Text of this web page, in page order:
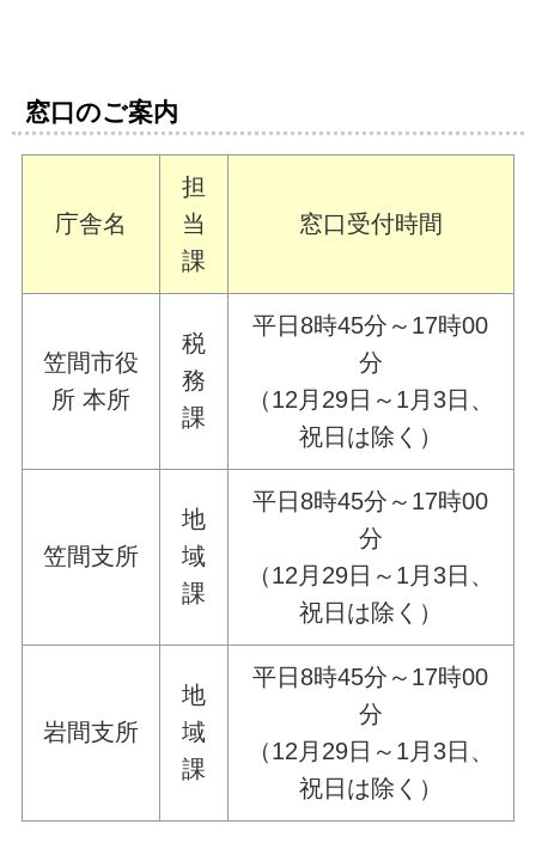
窓口のご案内
庁舎名
担
当
課
窓口受付時間
笠間市役
所 本所
税
務
課
平日8時45分～17時00
分
（12月29日～1月3日、
祝日は除く）
笠間支所
地
域
課
平日8時45分～17時00
分
（12月29日～1月3日、
祝日は除く）
岩間支所
地
域
課
平日8時45分～17時00
分
（12月29日～1月3日、
祝日は除く）